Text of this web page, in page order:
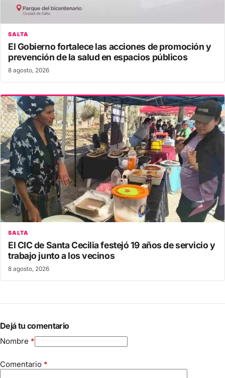
SALTA
El Gobierno fortalece las acciones de promoción y
prevención de la salud en espacios públicos
8 agosto, 2026
SALTA
El CIC de Santa Cecilia festejó 19 años de servicio y
trabajo junto a los vecinos
8 agosto, 2026
Dejá tu comentario
Nombre *
Comentario *